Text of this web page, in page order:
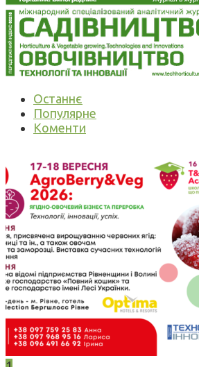
Останнє
Популярне
Коменти